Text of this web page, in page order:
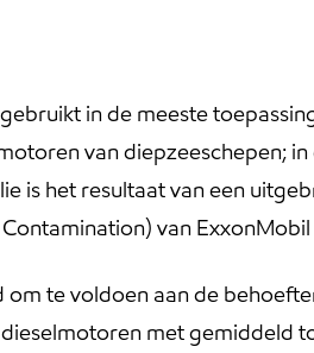
in de meeste
van diepzeeschepen;
is het resultaat van een
van
te voldoen aan de
met gemiddeld